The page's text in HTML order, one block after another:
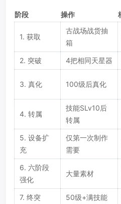
阶段 操作
1. 获取
古战场战货抽
箱
2. 突破 4把相同天星器
3. 真化 100级后真化
4. 转属
技能SLv10后
转属
5. 设备扩
充
仅第一次制作
需要
6. 六阶段
强化
大量素材
7. 终突 50级+满技能